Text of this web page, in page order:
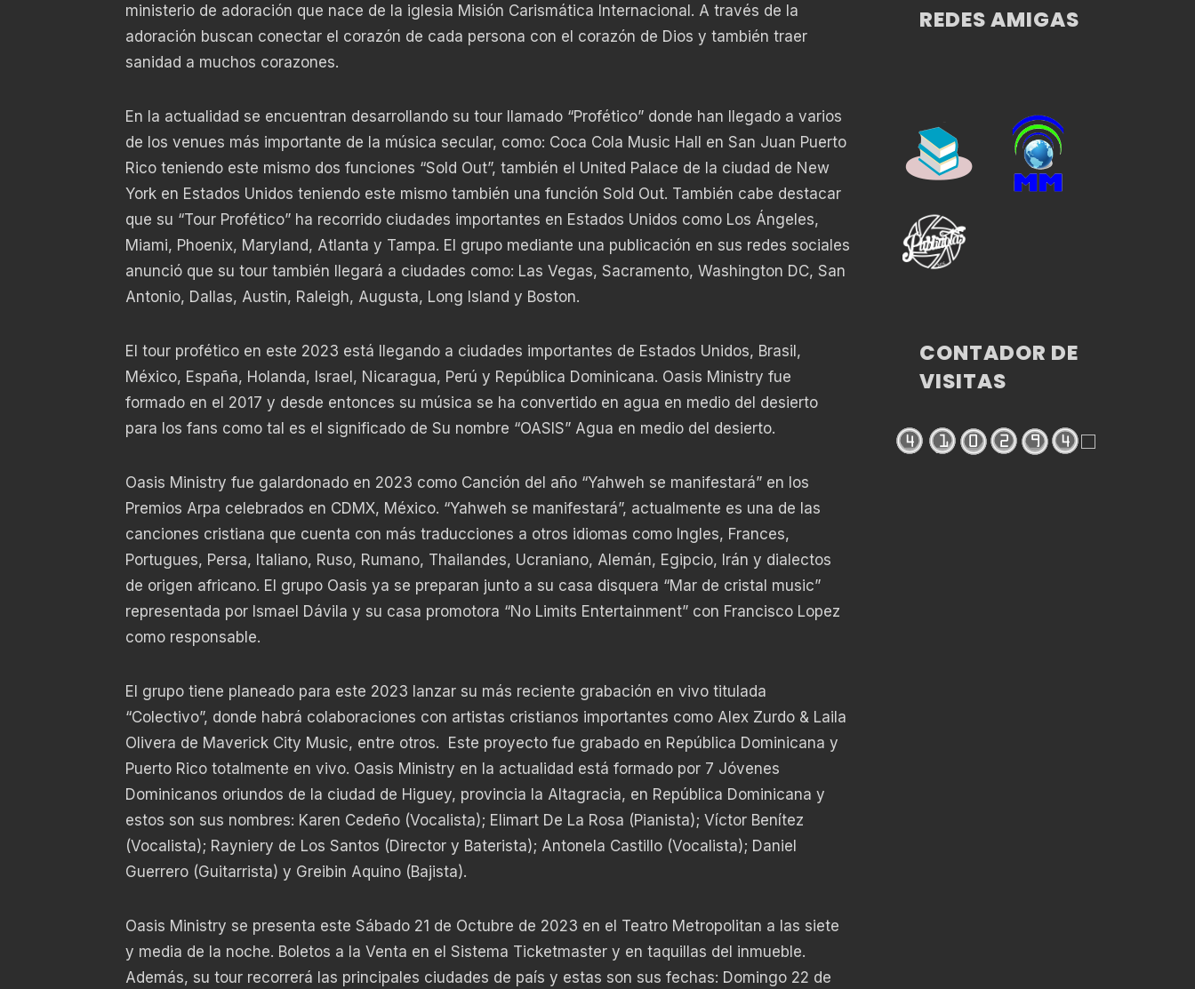
ministerio de adoración que nace de la iglesia Misión Carismática Internacional. A través de la
adoración buscan conectar el corazón de cada persona con el corazón de Dios y también traer
sanidad a muchos corazones.
En la actualidad se encuentran desarrollando su tour llamado “Profético” donde han llegado a varios
de los venues más importante de la música secular, como: Coca Cola Music Hall en San Juan Puerto
Rico teniendo este mismo dos funciones “Sold Out”, también el United Palace de la ciudad de New
York en Estados Unidos teniendo este mismo también una función Sold Out. También cabe destacar
que su “Tour Profético” ha recorrido ciudades importantes en Estados Unidos como Los Ángeles,
Miami, Phoenix, Maryland, Atlanta y Tampa. El grupo mediante una publicación en sus redes sociales
anunció que su tour también llegará a ciudades como: Las Vegas, Sacramento, Washington DC, San
Antonio, Dallas, Austin, Raleigh, Augusta, Long Island y Boston.
El tour profético en este 2023 está llegando a ciudades importantes de Estados Unidos, Brasil,
México, España, Holanda, Israel, Nicaragua, Perú y República Dominicana. Oasis Ministry fue
formado en el 2017 y desde entonces su música se ha convertido en agua en medio del desierto
para los fans como tal es el significado de Su nombre “OASIS” Agua en medio del desierto.
Oasis Ministry fue galardonado en 2023 como Canción del año “Yahweh se manifestará” en los
Premios Arpa celebrados en CDMX, México. “Yahweh se manifestará”, actualmente es una de las
canciones cristiana que cuenta con más traducciones a otros idiomas como Ingles, Frances,
Portugues, Persa, Italiano, Ruso, Rumano, Thailandes, Ucraniano, Alemán, Egipcio, Irán y dialectos
de origen africano. El grupo Oasis ya se preparan junto a su casa disquera “Mar de cristal music”
representada por Ismael Dávila y su casa promotora “No Limits Entertainment” con Francisco Lopez
como responsable.
El grupo tiene planeado para este 2023 lanzar su más reciente grabación en vivo titulada
“Colectivo”, donde habrá colaboraciones con artistas cristianos importantes como Alex Zurdo & Laila
Olivera de Maverick City Music, entre otros. Este proyecto fue grabado en República Dominicana y
Puerto Rico totalmente en vivo. Oasis Ministry en la actualidad está formado por 7 Jóvenes
Dominicanos oriundos de la ciudad de Higuey, provincia la Altagracia, en República Dominicana y
estos son sus nombres: Karen Cedeño (Vocalista); Elimart De La Rosa (Pianista); Víctor Benítez
(Vocalista); Rayniery de Los Santos (Director y Baterista); Antonela Castillo (Vocalista); Daniel
Guerrero (Guitarrista) y Greibin Aquino (Bajista).
Oasis Ministry se presenta este Sábado 21 de Octubre de 2023 en el Teatro Metropolitan a las siete
y media de la noche. Boletos a la Venta en el Sistema Ticketmaster y en taquillas del inmueble.
Además, su tour recorrerá las principales ciudades de país y estas son sus fechas: Domingo 22 de
REDES AMIGAS
CONTADOR DE
VISITAS